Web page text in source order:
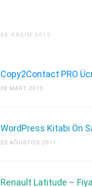
08 KASIM 2013
Copy2Contact PRO
08 MART 2013
WordPress Kitabı Ön
23 AĞUSTOS 2011
Renault Latitude –